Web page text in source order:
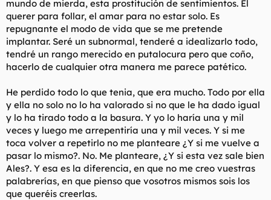
mundo de mierda, esta prostitución de sentimientos. El
querer para follar, el amar para no estar solo. Es
repugnante el modo de vida que se me pretende
implantar. Seré un subnormal, tenderé a idealizarlo todo,
tendré un rango merecido en putalocura pero que coño,
hacerlo de cualquier otra manera me parece patético.
He perdido todo lo que tenia, que era mucho. Todo por ella
y ella no solo no lo ha valorado si no que le ha dado igual
y lo ha tirado todo a la basura. Y yo lo haría una y mil
veces y luego me arrepentiría una y mil veces. Y si me
toca volver a repetirlo no me planteare ¿Y si me vuelve a
pasar lo mismo?. No. Me planteare, ¿Y si esta vez sale bien
Ales?. Y esa es la diferencia, en que no me creo vuestras
palabrerías, en que pienso que vosotros mismos sois los
que queréis creerlas.